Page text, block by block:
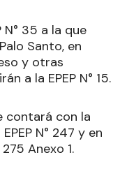
N° 35 a la que
Santo, en
y otras
a la EPEP N° 15.
contará con la
N° 247 y en
Anexo 1.